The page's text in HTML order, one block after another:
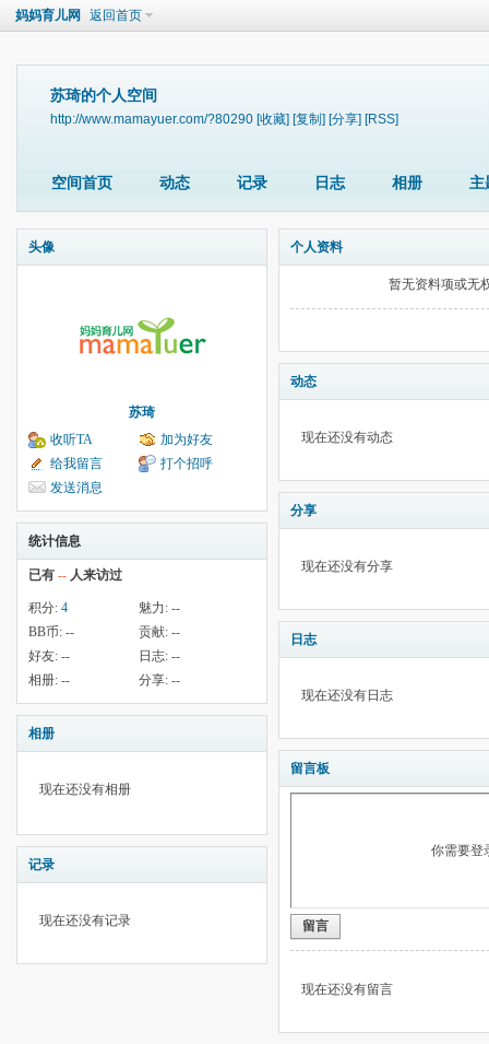
妈妈育儿网 返回首页
苏琦的个人空间
http://www.mamayuer.com/?80290 [收藏] [复制] [分享] [RSS]
空间首页 动态 记录 日志 相册 主
头像
苏琦
收听TA
加为好友
给我留言
打个招呼
发送消息
统计信息
已有 -- 人来访过
积分: 4 魅力:--
BB币: -- 贡献:--
好友: -- 日志:--
相册: -- 分享:--
相册
现在还没有相册
记录
现在还没有记录
个人资料
暂无资料项或无
动态
现在还没有动态
分享
现在还没有分享
日志
现在还没有日志
留言板
你需要登
留言
现在还没有留言